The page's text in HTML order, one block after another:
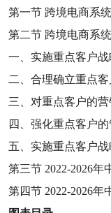
第一节 跨境电商系
第二节 跨境电商系
一、实施重点客户
二、合理确立重点客
三、对重点客户的
四、强化重点客户的
五、实施重点客户
第三节 2022-2026年
第四节 2022-2026年